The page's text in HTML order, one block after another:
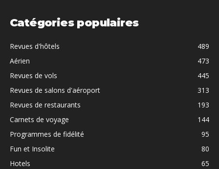
Catégories populaires
Revues d'hôtels
489
Aérien
473
Revues de vols
445
Revues de salons d'aéroport
313
Revues de restaurants
193
Carnets de voyage
144
Programmes de fidélité
95
Fun et Insolite
80
Hotels
65